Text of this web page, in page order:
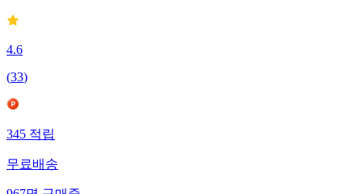
4.6
(33)
345 적립
무료배송